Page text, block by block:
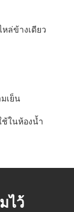
หล่ข้างเดียว
เย็น
ช้ในห้องน้ำ
ไว้